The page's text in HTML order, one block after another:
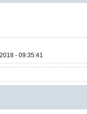
- 09:35:41